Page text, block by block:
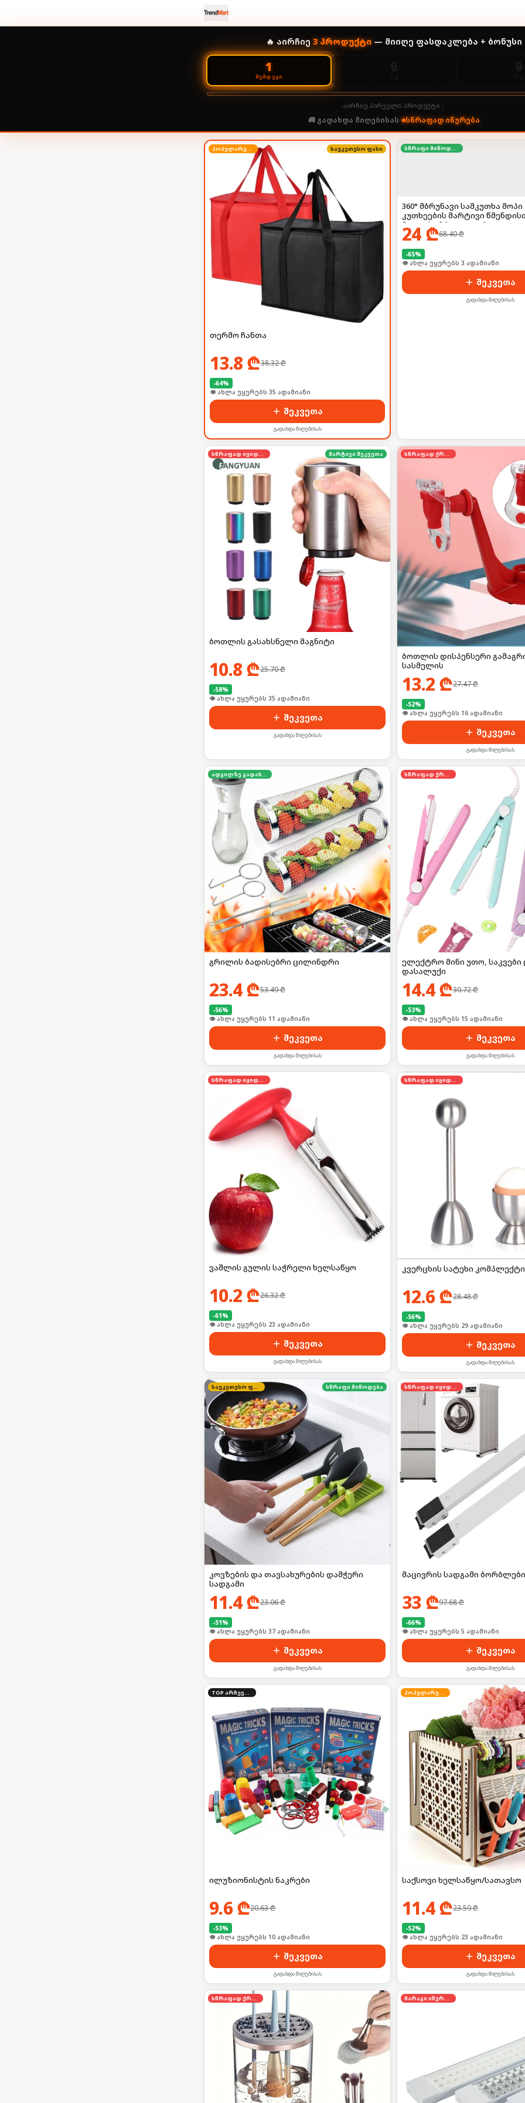
🔥 აირჩიე 3პროდუქტი— მიიღე ფასდაკლება + ბონუსი
1
ᲨᲔᲛᲓᲔᲒᲘ
აირჩიე პირველი პროდუქტი ↓
🚚 გადახდა მიღებისას• სწრაფად იწურება
პოპულარული საუკეთესო ფასი
თერმო ჩანთა
13.8₾38.32₾
-64%
👁 ახლა უყურებს 35 ადამიანი
შეკვეთა
გადახდა მიღებისას
სწრაფი მიწოდება
360° მბრუნავი სამკუთხა
კუთხეების მარტივი
მოყვება მრავალჯერადი
24₾68.40₾
-65%
🛒 ბოლო 24სთ-ში იყიდა 28-მა
შეკვეთა
გადახდა მიღებისას
სწრაფად იყიდება მარტივი შეკვეთა
ბოთლის გასახსნელი მაგნიტი
10.8₾25.70₾
-58%
👁 ახლა უყურებს 35 ადამიანი
შეკვეთა
გადახდა მიღებისას
სწრაფად ქრება
ბოთლის დისპენსერი
სასმელის
13.2₾27.47₾
-52%
👁 ახლა უყურებს 16 ადამიანი
შეკვეთა
გადახდა მიღებისას
გრილის ბადისებრი ცილინდრი
23.4₾53.49₾
-56%
შეკვეთა
გადახდა მიღებისას
ელექტრო მინი უთო,
დასალუქი
14.4₾30.72₾
-53%
👁 ახლა უყურებს 15 ადამიანი
შეკვეთა
გადახდა მიღებისას
ვაშლის გულის საჭრელი ხელსაწყო
10.2₾26.32₾
-61%
👁 ახლა უყურებს 23 ადამიანი
შეკვეთა
გადახდა მიღებისას
კვერცხის სატეხი კომპლექტი
12.6₾28.48₾
-56%
🛒 ბოლო 24სთ-ში იყიდა 44-მა
შეკვეთა
გადახდა მიღებისას
საუკეთესო ფასი სწრაფი მიწოდება
კოვზების და თავსახურების დამჭერი
სადგამი
11.4₾23.06₾
-51%
👁 ახლა უყურებს 37 ადამიანი
შეკვეთა
გადახდა მიღებისას
სწრაფად იყიდება
მაცივრის სადგამი
33₾97.68₾
-66%
👁 ახლა უყურებს 5 ადამიანი
შეკვეთა
გადახდა მიღებისას
TOP არჩევანი
ილუზიონისტის ნაკრები
9.6₾20.63₾
-53%
👁 ახლა უყურებს 10 ადამიანი
შეკვეთა
გადახდა მიღებისას
პოპულარული
საქსოვი ხელსაწყო/სათავსო
11.4₾23.59₾
-52%
👁 ახლა უყურებს 23 ადამიანი
შეკვეთა
გადახდა მიღებისას
სწრაფად ქრება მარაგი იწურება